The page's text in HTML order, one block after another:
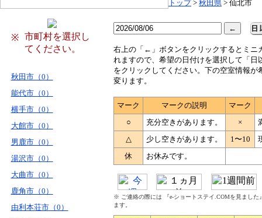
トップ> 秋田県 > 仙北市
※
市町村を選択し
てください。
秋田市（0）
能代市（0）
横手市（0）
大館市（0）
男鹿市（0）
湯沢市（0）
大曲市（0）
鹿角市（0）
由利本荘市（0）
右上の「←」ボタンをクリックするとミニ
れますので、希望の日付けを選択して「日
をクリックしてください。下の空室情報が
変ります。
マーク マークの説明
マーク
○
充分空きがあります。 ×
△
少し空きがあります。 1〜10
休
お休みです。
※ ご連絡の際には 『e-ショートステイ.COMを見まし
ます。